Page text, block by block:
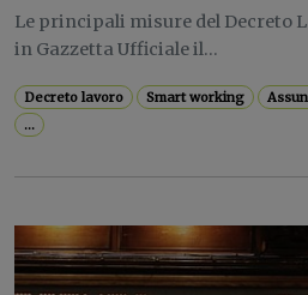
Le principali misure del Decreto
in Gazzetta Ufficiale il...
Decreto lavoro Smart working
...